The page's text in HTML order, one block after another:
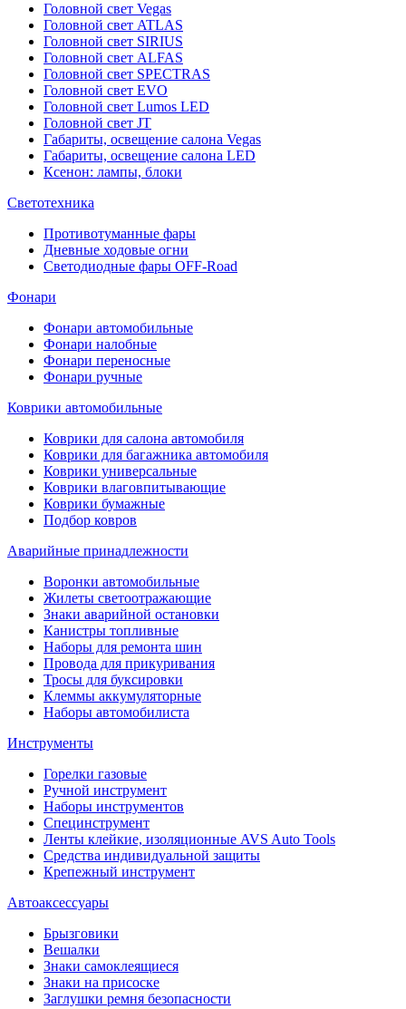
Головной свет Vegas
Головной свет ATLAS
Головной свет SIRIUS
Головной свет ALFAS
Головной свет SPECTRAS
Головной свет EVO
Головной свет Lumos LED
Головной свет JT
Габариты, освещение салона Vegas
Габариты, освещение салона LED
Ксенон: лампы, блоки
Светотехника
Противотуманные фары
Дневные ходовые огни
Светодиодные фары OFF-Road
Фонари
Фонари автомобильные
Фонари налобные
Фонари переносные
Фонари ручные
Коврики автомобильные
Коврики для салона автомобиля
Коврики для багажника автомобиля
Коврики универсальные
Коврики влаговпитывающие
Коврики бумажные
Подбор ковров
Аварийные принадлежности
Воронки автомобильные
Жилеты светоотражающие
Знаки аварийной остановки
Канистры топливные
Наборы для ремонта шин
Провода для прикуривания
Тросы для буксировки
Клеммы аккумуляторные
Наборы автомобилиста
Инструменты
Горелки газовые
Ручной инструмент
Наборы инструментов
Специнструмент
Ленты клейкие, изоляционные AVS Auto Tools
Средства индивидуальной защиты
Крепежный инструмент
Автоаксессуары
Брызговики
Вешалки
Знаки самоклеящиеся
Знаки на присоске
Заглушки ремня безопасности